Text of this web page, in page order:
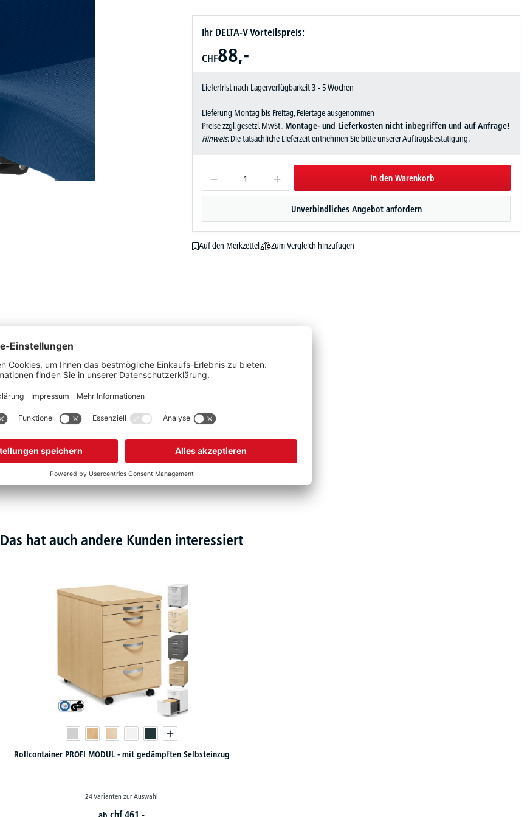
Ihr DELTA-V Vorteilspreis:
CHF88,-
Lieferfrist nach Lagerverfügbarkeit 3 - 5 Wochen
Lieferung Montag bis Freitag, Feiertage ausgenommen
Preise zzgl. gesetzl. MwSt.,Montage- und Lieferkosten nicht inbegriffen und auf Anfrage!
Hinweis: Die tatsächliche Lieferzeit entnehmen Sie bitte unserer Auftragsbestätigung.
In den Warenkorb
Unverbindliches Angebot anfordern
Auf den Merkzettel
Zum Vergleich hinzufügen
Schwarz
75 mm
1,5kg
Stück
Das hat auch andere Kunden interessiert